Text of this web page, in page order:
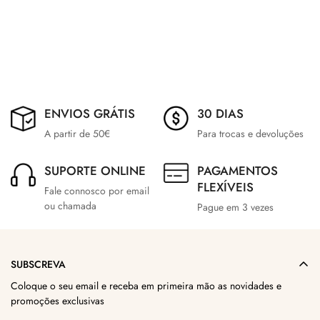
ENVIOS GRÁTIS
A partir de 50€
30 DIAS
Para trocas e devoluções
SUPORTE ONLINE
Fale connosco por email
ou chamada
PAGAMENTOS
FLEXÍVEIS
Pague em 3 vezes
SUBSCREVA
Coloque o seu email e receba em primeira mão as novidades e
promoções exclusivas